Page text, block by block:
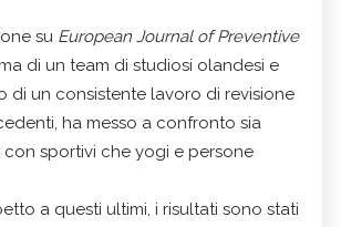
su European Journal of Preventive
di un team di studiosi olandesi e
di un consistente lavoro di revisione
ha messo a confronto sia
sportivi che yogi e persone
a questi ultimi, i risultati sono stati